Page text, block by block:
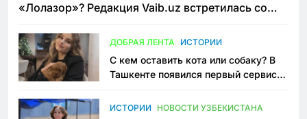
«Лолазор»? Редакция Vaib.uz встретилась со
ДОБРАЯ ЛЕНТА ИСТОРИИ
С кем оставить кота или собаку? В
Ташкенте появился первый сервис
ИСТОРИИ НОВОСТИ УЗБЕКИСТАНА